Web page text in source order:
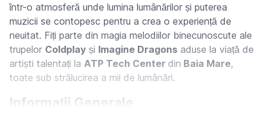
într-o atmosferă unde lumina lumânărilor și puterea
muzicii se contopesc pentru a crea o experiență de
neuitat. Fiți parte din magia melodiilor binecunoscute ale
trupelor Coldplay și Imagine Dragons aduse la viață de
artiști talentați la ATP Tech Center din Baia Mare,
toate sub strălucirea a mii de lumânări.
Informații Generale